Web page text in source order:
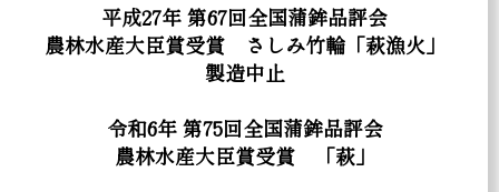
平成27年 第67回全国蒲鉾品評会
農林水産大臣賞受賞 さしみ竹輪「萩漁火」
製造中止
令和6年 第75回全国蒲鉾品評会
農林水産大臣賞受賞 「萩」